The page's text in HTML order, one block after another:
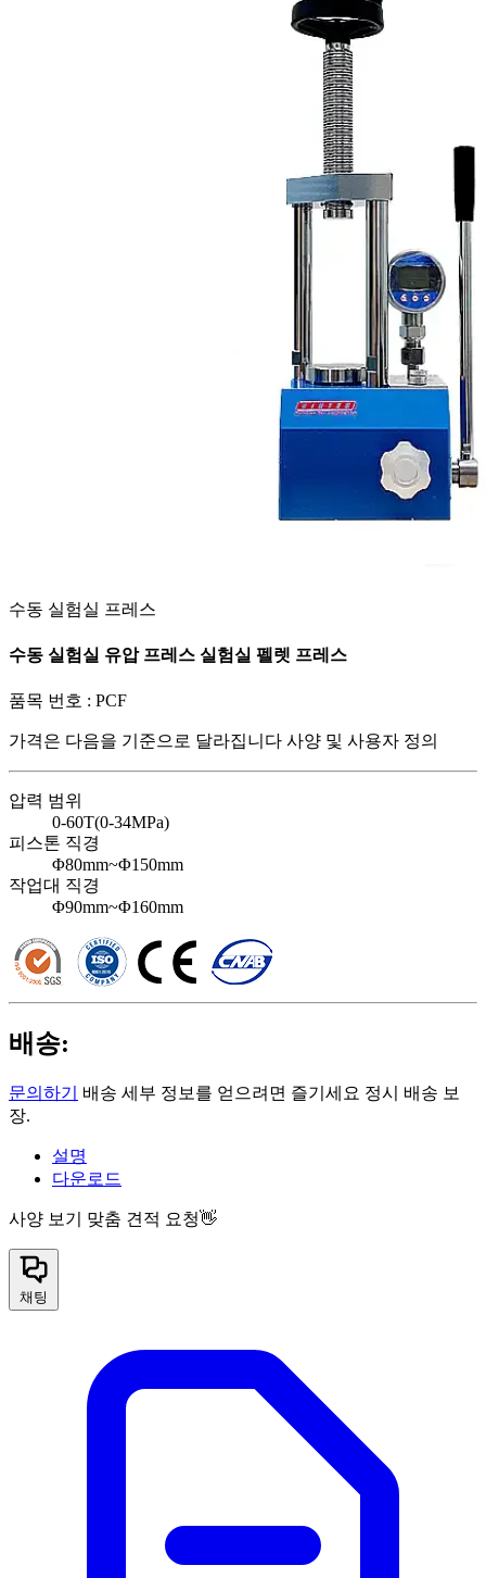
수동 실험실 프레스
수동 실험실 유압 프레스 실험실 펠렛 프레스
품목 번호 : PCF
가격은 다음을 기준으로 달라집니다 사양 및 사용자 정의
압력 범위
0-60T(0-34MPa)
피스톤 직경
Φ80mm~Φ150mm
작업대 직경
Φ90mm~Φ160mm
배송:
문의하기
배송 세부 정보를 얻으려면 즐기세요 정시 배송 보
장.
설명
다운로드
사양 보기 맞춤 견적 요청👋
채팅